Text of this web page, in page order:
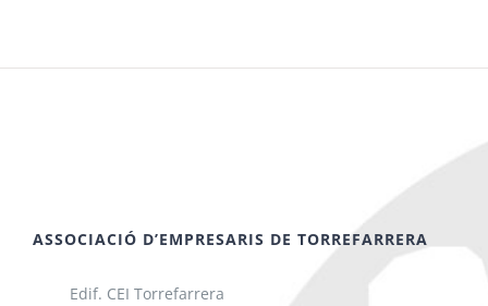
ASSOCIACIÓ D’EMPRESARIS DE TORREFARRERA
Edif. CEI Torrefarrera